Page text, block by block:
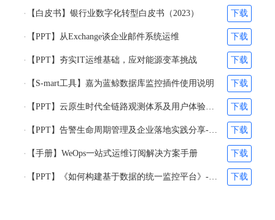
【白皮书】银行业数字化转型白皮书（2023） 下载
【PPT】从Exchange谈企业邮件系统运维 下载
【PPT】夯实IT运维基础，应对能源变革挑战 下载
【S-mart工具】嘉为蓝鲸数据库监控插件使用说明 下载
【PPT】云原生时代全链路观测体系及用户体验优化体系的构建-刘阎&林超凡 下载
【PPT】告警生命周期管理及企业落地实践分享-张之得&吴维柯 下载
【手册】WeOps一站式运维订阅解决方案手册 下载
【PPT】《如何构建基于数据的统一监控平台》-苏文 下载